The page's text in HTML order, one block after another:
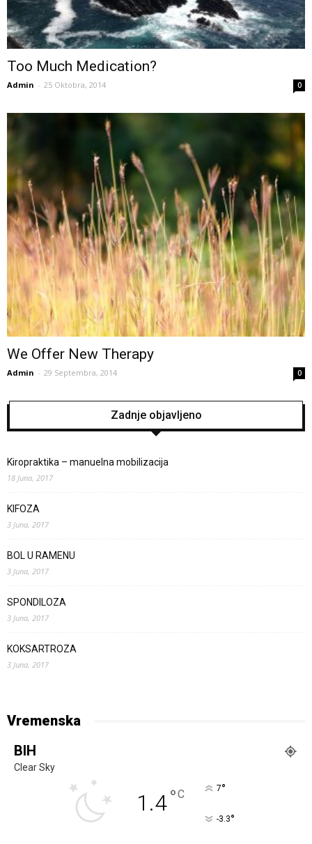
Too Much Medication?
Admin - 25 Oktobra, 2014 0
We Offer New Therapy
Admin - 29 Septembra, 2014 0
Zadnje objavljeno
Kiropraktika – manuelna mobilizacija
18 Juna, 2017
KIFOZA
3 Juna, 2017
BOL U RAMENU
3 Juna, 2017
SPONDILOZA
3 Juna, 2017
KOKSARTROZA
3 Juna, 2017
Vremenska
BIH
Clear Sky
1.4°C 7°
-3.3°